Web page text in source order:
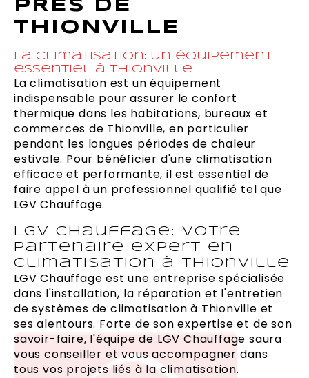
PRÈS DE
THIONVILLE
La climatisation: un équipement
essentiel à Thionville
La climatisation est un équipement
indispensable pour assurer le confort
thermique dans les habitations, bureaux et
commerces de Thionville, en particulier
pendant les longues périodes de chaleur
estivale. Pour bénéficier d'une climatisation
efficace et performante, il est essentiel de
faire appel à un professionnel qualifié tel que
LGV Chauffage.
LGV Chauffage: votre
partenaire expert en
climatisation à Thionville
LGV Chauffage est une entreprise spécialisée
dans l'installation, la réparation et l'entretien
de systèmes de climatisation à Thionville et
ses alentours. Forte de son expertise et de son
savoir-faire, l'équipe de LGV Chauffage saura
vous conseiller et vous accompagner dans
tous vos projets liés à la climatisation.